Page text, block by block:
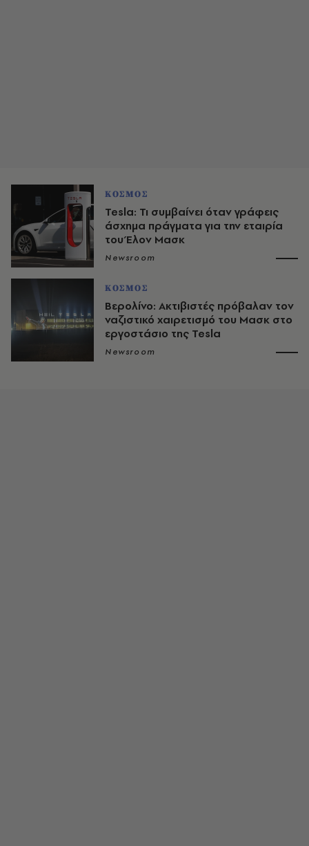
ΚΟΣΜΟΣ
Tesla: Τι συμβαίνει όταν γράφεις
άσχημα πράγματα για την εταιρία
του Έλον Μασκ
Newsroom
ΚΟΣΜΟΣ
Βερολίνο: Ακτιβιστές πρόβαλαν τον
ναζιστικό χαιρετισμό του Μασκ στο
εργοστάσιο της Tesla
Newsroom